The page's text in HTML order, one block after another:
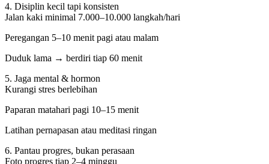
4. Disiplin kecil tapi konsisten
Jalan kaki minimal 7.000–10.000 langkah/hari
Peregangan 5–10 menit pagi atau malam
Duduk lama → berdiri tiap 60 menit
5. Jaga mental & hormon
Kurangi stres berlebihan
Paparan matahari pagi 10–15 menit
Latihan pernapasan atau meditasi ringan
6. Pantau progres, bukan perasaan
Foto progres tiap 2–4 minggu